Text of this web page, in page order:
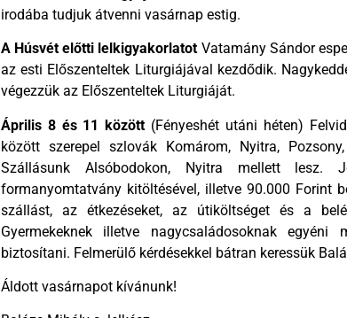
irodába tudjuk átvenni vasárnap estig.
A Húsvét előtti lelkigyakorlatot Vatamány Sándor
az esti Előszenteltek Liturgiájával kezdődik.
végezzük az Előszenteltek Liturgiáját.
Április 8 és 11 között (Fényeshét utáni héten)
között szerepel szlovák Komárom, Nyitra,
Szállásunk Alsóbodokon, Nyitra mellett lesz.
formanyomtatvány kitöltésével, illetve 90.000 Forint
szállást, az étkezéseket, az útiköltséget és a
Gyermekeknek illetve nagycsaládosoknak egyéni
biztosítani. Felmerülő kérdésekkel bátran keressük
Áldott vasárnapot kívánunk!